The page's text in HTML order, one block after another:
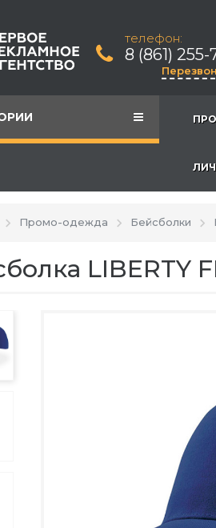
телефон:
8 (861) 255-
Промо-одежда Бейсболки
LIBERTY